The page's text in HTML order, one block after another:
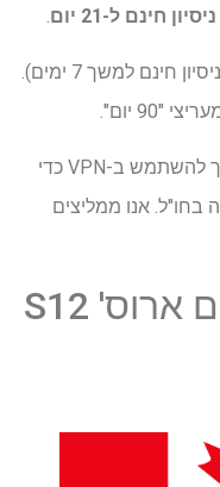
ניסיון חינם ל-21 יום
כדאי גם לשקול את Sling TV או Philo (ניסיון חינם למשך 7 ימים).
תצטרך להשתמש ב-VPN כדי
כיצד לצפות ב-'90 יום ארוס' S12